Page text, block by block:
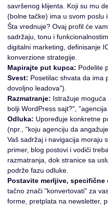
savršenog klijenta. Koji su mu
(bolne tačke) ima u svom poslu
Šta vrednuje? Ovaj profil će
sadržaju, tonu i
digitalni marketing, definisanje
konverzione strategije.
Mapirajte put kupca: Podelite
Svest: Posetilac shvata da ima
dovoljno leadova").
Razmatranje: Istražuje
bolji WordPress sajt?",
Odluka: Upoređuje konkretne
(npr., "koju agenciju da
Vaš sadržaj i navigacija moraju
primer, blog postovi i vodiči
razmatranja, dok stranice sa
podrže fazu odluke.
Postavite merljive, specifične
tačno znači "konvertovati" za
forme, pretplata na newsletter,